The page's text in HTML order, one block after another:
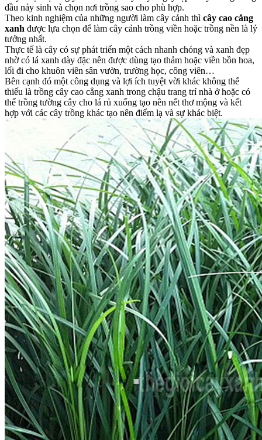
đầu nảy sinh và chọn nơi trồng sao cho phù hợp.
Theo kinh nghiệm của những người làm cây cảnh thì cây cao cẳng
xanh được lựa chọn để làm cây cảnh trồng viền hoặc trồng nền là lý
tưởng nhất.
Thực tế là cây có sự phát triển một cách nhanh chóng và xanh đẹp
nhờ có lá xanh dày đặc nên được dùng tạo thảm hoặc viền bồn hoa,
lối đi cho khuôn viên sân vườn, trường học, công viên…
Bên cạnh đó một công dụng và lợi ích tuyệt vời khác không thể
thiếu là trồng cây cao cẳng xanh trong chậu trang trí nhà ở hoặc có
thể trồng tường cây cho lá rủ xuống tạo nên nết thơ mộng và kết
hợp với các cây trồng khác tạo nên điểm lạ và sự khác biệt.